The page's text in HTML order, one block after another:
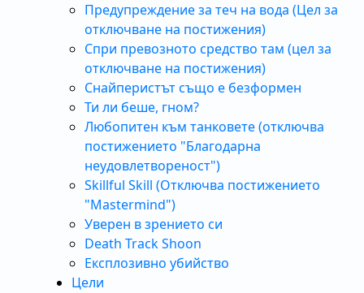
Предупреждение за теч на вода (Цел за
отключване на постижения)
Спри превозното средство там (цел за
отключване на постижения)
Снайперистът също е безформен
Ти ли беше, гном?
Любопитен към танковете (отключва
постижението "Благодарна
неудовлетвореност")
Skillful Skill (Отключва постижението
"Mastermind")
Уверен в зрението си
Death Track Shoon
Експлозивно убийство
Цели